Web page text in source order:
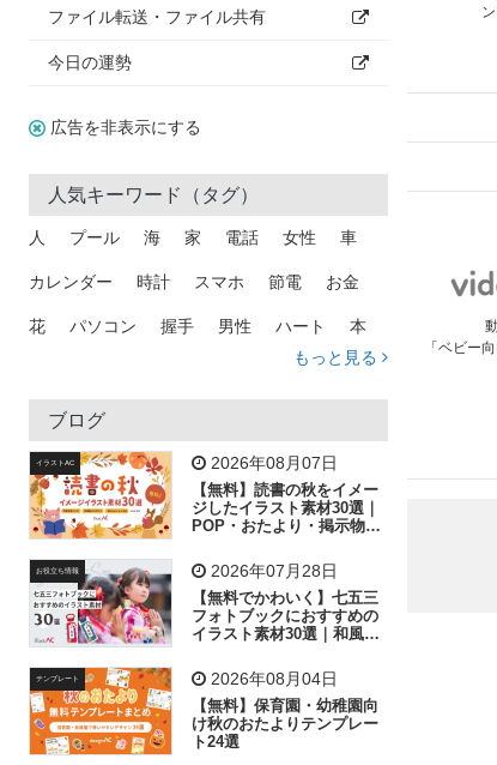
ファイル転送・ファイル共有
今日の運勢
広告を非表示にする
人気キーワード（タグ）
人 プール 海 家 電話 女性 車
カレンダー 時計 スマホ 節電 お金
花 パソコン 握手 男性 ハート 本
トラック 木
吹き出し
飛行機 グラフ ビル 魚 家族 書類
歩く 工場 会社 太陽 キラキラ
子供 作業員 葉 相談 ピクトグラム
もっと見る
ブログ
イラストAC 2026年08月07日
【無料】読書の秋をイメー
ジしたイラスト素材30選｜
POP・おたより・掲示物に
お役立ち情報 2026年07月28日
【無料でかわいく】七五三
フォトブックにおすすめの
イラスト素材30選｜和風の
テンプレート 2026年08月04日
【無料】保育園・幼稚園向
け秋のおたよりテンプレー
ト24選
「ベビー